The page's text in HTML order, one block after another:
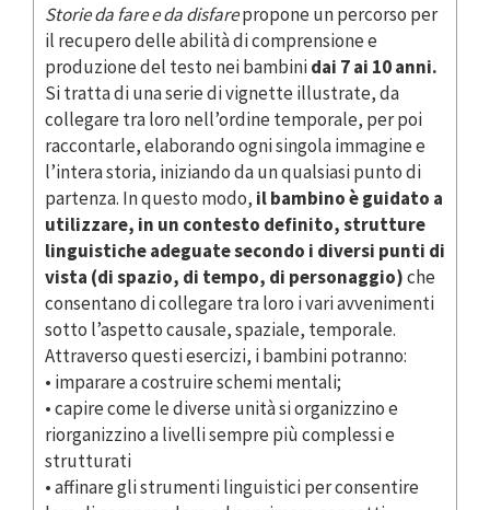
Storie da fare e da disfarepropone un percorso per
il recupero delle abilità di comprensione e
produzione del testo nei bambinidai 7 ai 10 anni.
Si tratta di una serie di vignette illustrate, da
collegare tra loro nell’ordine temporale, per poi
raccontarle, elaborando ogni singola immagine e
l’intera storia, iniziando da un qualsiasi punto di
partenza. In questo modo, il bambino è guidato a
utilizzare, in un contesto definito, strutture
linguistiche adeguate secondo i diversi punti di
vista (di spazio, di tempo, di personaggio)che
consentano di collegare tra loro i vari avvenimenti
sotto l’aspetto causale, spaziale, temporale.
Attraverso questi esercizi, i bambini potranno:
• imparare a costruire schemi mentali;
• capire come le diverse unità si organizzino e
riorganizzino a livelli sempre più complessi e
strutturati
• affinare gli strumenti linguistici per consentire